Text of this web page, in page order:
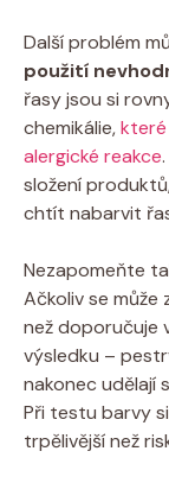
Další problém
použití
řasy jsou si
chemikálie,
alergické reakce
složení
chtít nabarvit
Nezapomeňte
Ačkoliv se
než doporučuje
výsledku –
nakonec udělají
Při testu barvy
trpělivější než